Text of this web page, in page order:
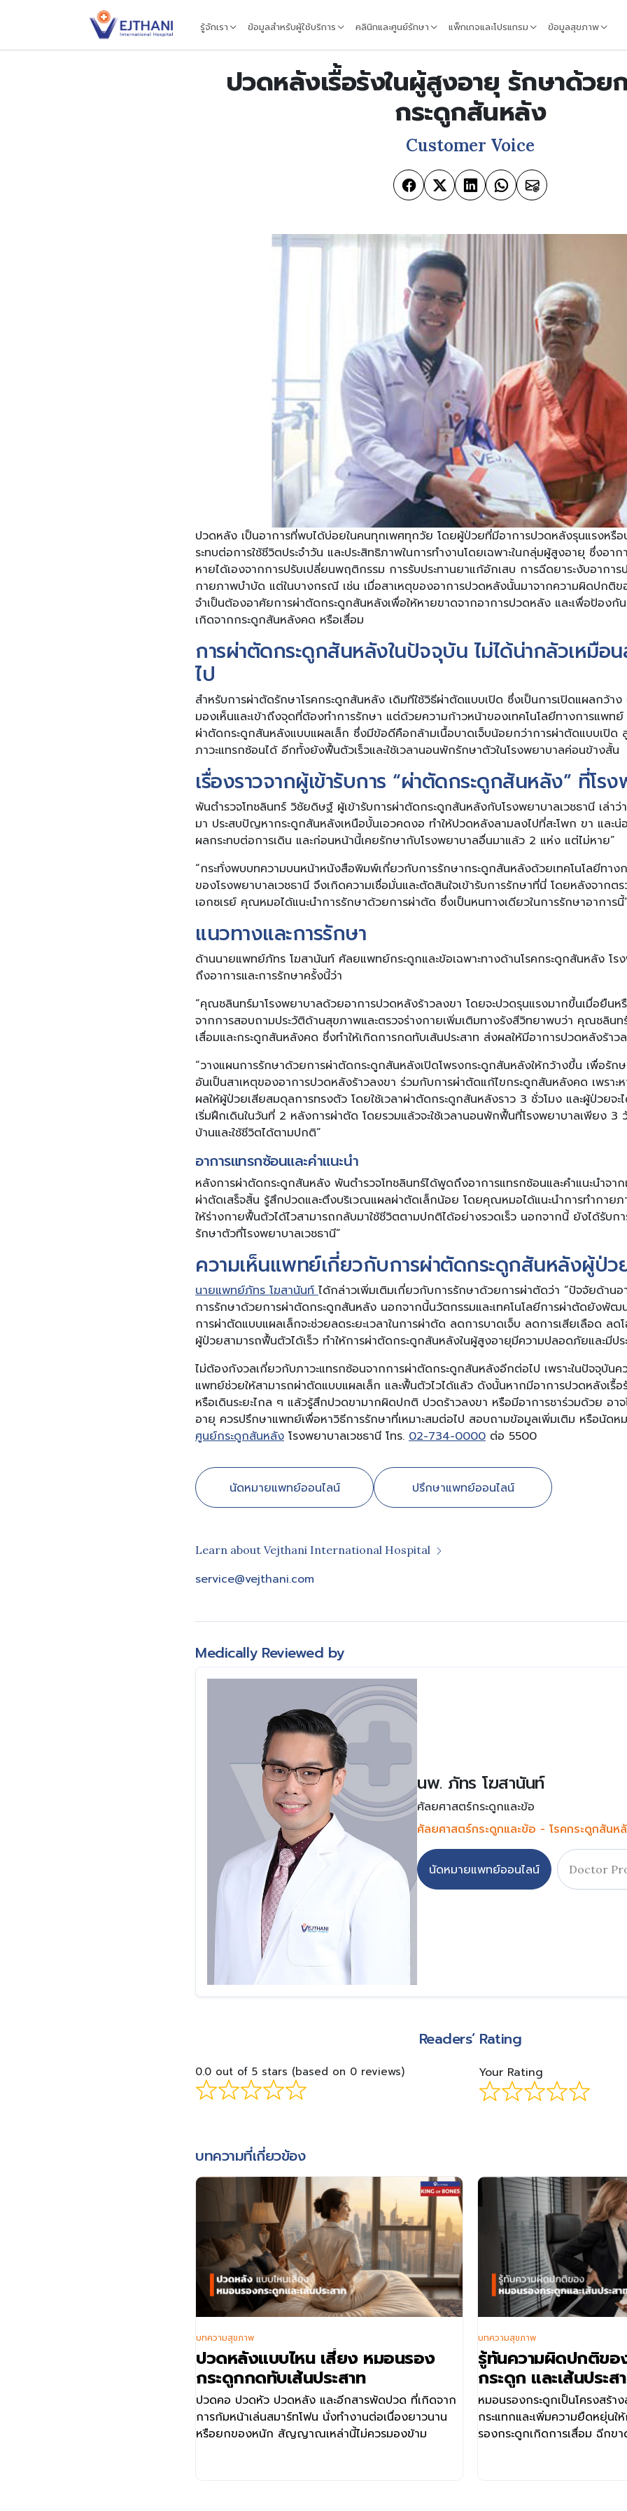
รู้จักเรา ข้อมูลสำหรับผู้ใช้บริการ คลินิกและศูนย์รักษา แพ็กเกจและโปรแกรม ข้อมูลสุขภาพ
ปวดหลังเรื้อรังในผู้สูงอายุ รักษาด้วย
กระดูกสันหลัง
Customer Voice
ปวดหลัง เป็นอาการที่พบได้บ่อยในคนทุกเพศทุกวัย โดยผู้ป่วยที่มีอาการปวดหลังรุนแรงหรื
ระทบต่อการใช้ชีวิตประจำวัน และประสิทธิภาพในการทำงานโดยเฉพาะในกลุ่มผู้สูงอายุ ซึ่งอา
หายได้เองจากการปรับเปลี่ยนพฤติกรรม การรับประทานยาแก้อักเสบ การฉีดยาระงับอากา
กายภาพบำบัด แต่ในบางกรณี เช่น เมื่อสาเหตุของอาการปวดหลังนั้นมาจากความผิดปกติ
จำเป็นต้องอาศัยการผ่าตัดกระดูกสันหลังเพื่อให้หายขาดจากอาการปวดหลัง และเพื่อป้องกั
เกิดจากกระดูกสันหลังคด หรือเสื่อม
การผ่าตัดกระดูกสันหลังในปัจจุบัน ไม่ได้น่ากลัวเหมื
ไป
สำหรับการผ่าตัดรักษาโรคกระดูกสันหลัง เดิมทีใช้วิธีผ่าตัดแบบเปิด ซึ่งเป็นการเปิดแผลกว้า
มองเห็นและเข้าถึงจุดที่ต้องทำการรักษา แต่ด้วยความก้าวหน้าของเทคโนโลยีทางการแพ
ผ่าตัดกระดูกสันหลังแบบแผลเล็ก ซึ่งมีข้อดีคือกล้ามเนื้อบาดเจ็บน้อยกว่าการผ่าตัดแบบเปิ
ภาวะแทรกซ้อนได้ อีกทั้งยังฟื้นตัวเร็วและใช้เวลานอนพักรักษาตัวในโรงพยาบาลค่อนข้างสั้น
เรื่องราวจากผู้เข้ารับการ “ผ่าตัดกระดูกสันหลัง” ที่โรง
พันตำรวจโทชลินทร์ วิชัยดิษฐ์ ผู้เข้ารับการผ่าตัดกระดูกสันหลังกับโรงพยาบาลเวชธานี เล่าว่
มา ประสบปัญหากระดูกสันหลังเหนือบั้นเอวคดงอ ทำให้ปวดหลังลามลงไปที่สะโพก ขา และน่
ผลกระทบต่อการเดิน และก่อนหน้านี้เคยรักษากับโรงพยาบาลอื่นมาแล้ว 2 แห่ง แต่ไม่หาย”
“กระทั่งพบบทความบนหน้าหนังสือพิมพ์เกี่ยวกับการรักษากระดูกสันหลังด้วยเทคโนโลยีทาง
ของโรงพยาบาลเวชธานี จึงเกิดความเชื่อมั่นและตัดสินใจเข้ารับการรักษาที่นี่ โดยหลังจาก
เอกซเรย์ คุณหมอได้แนะนำการรักษาด้วยการผ่าตัด ซึ่งเป็นหนทางเดียวในการรักษาอาการนี้
แนวทางและการรักษา
ด้านนายแพทย์ภัทร โฆสานันท์ ศัลยแพทย์กระดูกและข้อเฉพาะทางด้านโรคกระดูกสันหลัง โร
ถึงอาการและการรักษาครั้งนี้ว่า
“คุณชลินทร์มาโรงพยาบาลด้วยอาการปวดหลังร้าวลงขา โดยจะปวดรุนแรงมากขึ้นเมื่อยืนหรื
จากการสอบถามประวัติด้านสุขภาพและตรวจร่างกายเพิ่มเติมทางรังสีวิทยาพบว่า คุณชลิน
เสื่อมและกระดูกสันหลังคด ซึ่งทำให้เกิดการกดทับเส้นประสาท ส่งผลให้มีอาการปวดหลังร้าว
“วางแผนการรักษาด้วยการผ่าตัดกระดูกสันหลังเปิดโพรงกระดูกสันหลังให้กว้างขึ้น เพื่อรัก
อันเป็นสาเหตุของอาการปวดหลังร้าวลงขา ร่วมกับการผ่าตัดแก้ไขกระดูกสันหลังคด เพราะ
ผลให้ผู้ป่วยเสียสมดุลการทรงตัว โดยใช้เวลาผ่าตัดกระดูกสันหลังราว 3 ชั่วโมง และผู้ป่วยจ
เริ่มฝึกเดินในวันที่ 2 หลังการผ่าตัด โดยรวมแล้วจะใช้เวลานอนพักฟื้นที่โรงพยาบาลเพียง
บ้านและใช้ชีวิตได้ตามปกติ”
อาการแทรกซ้อนและคำแนะนำ
หลังการผ่าตัดกระดูกสันหลัง พันตำรวจโทชลินทร์ได้พูดถึงอาการแทรกซ้อนและคำแนะนำจา
ผ่าตัดเสร็จสิ้น รู้สึกปวดและตึงบริเวณแผลผ่าตัดเล็กน้อย โดยคุณหมอได้แนะนำการทำกายภ
ให้ร่างกายฟื้นตัวได้ไวสามารถกลับมาใช้ชีวิตตามปกติได้อย่างรวดเร็ว นอกจากนี้ ยังได้รับ
รักษาตัวที่โรงพยาบาลเวชธานี”
ความเห็นแพทย์เกี่ยวกับการผ่าตัดกระดูกสันหลังผู้ป่ว
นายแพทย์ภัทร โฆสานันท์ได้กล่าวเพิ่มเติมเกี่ยวกับการรักษาด้วยการผ่าตัดว่า “ปัจจัยด้านอ
การรักษาด้วยการผ่าตัดกระดูกสันหลัง นอกจากนี้นวัตกรรมและเทคโนโลยีการผ่าตัดยังพัฒ
การผ่าตัดแบบแผลเล็กจะช่วยลดระยะเวลาในการผ่าตัด ลดการบาดเจ็บ ลดการเสียเลือด ลด
ผู้ป่วยสามารถฟื้นตัวได้เร็ว ทำให้การผ่าตัดกระดูกสันหลังในผู้สูงอายุมีความปลอดภัยและมีป
ไม่ต้องกังวลเกี่ยวกับภาวะแทรกซ้อนจากการผ่าตัดกระดูกสันหลังอีกต่อไป เพราะในปัจจุบันค
แพทย์ช่วยให้สามารถผ่าตัดแบบแผลเล็ก และฟื้นตัวไวได้แล้ว ดังนั้นหากมีอาการปวดหลังเรื้
หรือเดินระยะไกล ๆ แล้วรู้สึกปวดขามากผิดปกติ ปวดร้าวลงขา หรือมีอาการชาร่วมด้วย อา
อายุ ควรปรึกษาแพทย์เพื่อหาวิธีการรักษาที่เหมาะสมต่อไป สอบถามข้อมูลเพิ่มเติม หรือนัด
ศูนย์กระดูกสันหลัง โรงพยาบาลเวชธานี โทร. 02-734-0000 ต่อ 5500
นัดหมายแพทย์ออนไลน์ ปรึกษาแพทย์ออนไลน์
Learn about Vejthani International Hospital
service@vejthani.com
Medically Reviewed by
นพ. ภัทร โฆสานันท์
ศัลยศาสตร์กระดูกและข้อ
ศัลยศาสตร์กระดูกและข้อ - โรคกระดูกสันห
นัดหมายแพทย์ออนไลน์ Doctor
Readers’ Rating
0.0 out of 5 stars (based on 0 reviews) Your Rating
บทความที่เกี่ยวข้อง
ปวดหลังแบบไหน เสี่ยง หมอนรอง
กระดูกกดทับเส้นประสาท
ปวดคอ ปวดหัว ปวดหลัง และอีกสารพัดปวด ที่เกิดจาก
การก้มหน้าเล่นสมาร์ทโฟน นั่งทำงานต่อเนื่องยาวนาน
หรือยกของหนัก สัญญาณเหล่านี้ไม่ควรมองข้าม
บทความสุขภาพ
รู้ทันความผิดปกติข
กระดูก และเส้นประส
หมอนรองกระดูกเป็นโครงสร้
กระแทกและเพิ่มความยืดหยุ่นใ
รองกระดูกเกิดการเสื่อม ฉีกข
บทความสุขภาพ